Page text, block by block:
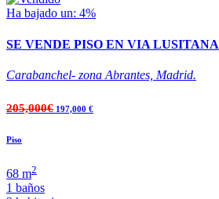
Ha bajado un: 4%
SE VENDE PISO EN VIA LUSITANA
Carabanchel- zona Abrantes, Madrid.
205,000€ 197,000 €
Piso
68 m2
1 baños